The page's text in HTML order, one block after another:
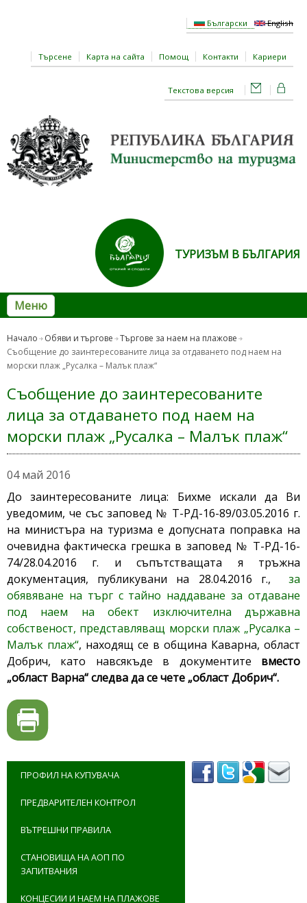
Български English
Търсене Карта на сайта Помощ Контакти Кариери
Текстова версия
ТУРИЗЪМ В БЪЛГАРИЯ
Меню
Начало Обяви и търгове
Търгове за наем на плажове
Съобщение до заинтересованите лица за отдаването под наем на
морски плаж „Русалка – Малък плаж“
Съобщение до заинтересованите
лица за отдаването под наем на
морски плаж „Русалка – Малък плаж“
04 май 2016
До заинтересованите лица: Бихме искали да Ви
уведомим, че със заповед № Т-РД-16-89/03.05.2016 г.
на министъра на туризма е допусната поправка на
очевидна фактическа грешка в заповед № Т-РД-16-
74/28.04.2016 г. и съпътстващата я тръжна
документация, публикувани на 28.04.2016 г., за
обявяване на търг с тайно наддаване за отдаване
под наем на обект изключителна държавна
собственост, представляващ морски плаж „Русалка –
Малък плаж“, находящ се в община Каварна, област
Добрич, като навсякъде в документите вместо
„област Варна“ следва да се чете „област Добрич“.
ПРОФИЛ НА КУПУВАЧА
ПРЕДВАРИТЕЛЕН КОНТРОЛ
ВЪТРЕШНИ ПРАВИЛА
СТАНОВИЩА НА АОП ПО
ЗАПИТВАНИЯ
КОНЦЕСИИ И НАЕМ НА ПЛАЖОВЕ